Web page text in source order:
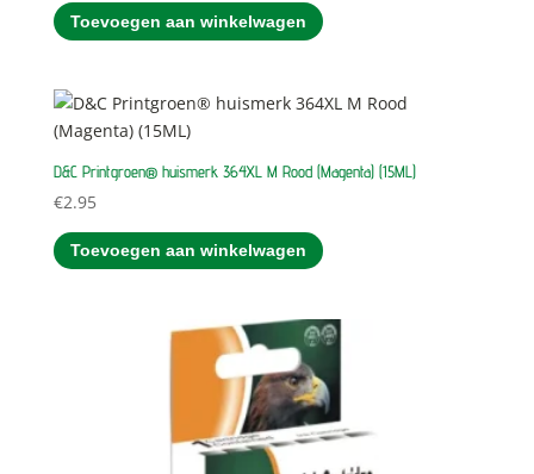
Toevoegen aan winkelwagen
D&C Printgroen® huismerk 364XL M Rood (Magenta) (15ML)
€2.95
Toevoegen aan winkelwagen